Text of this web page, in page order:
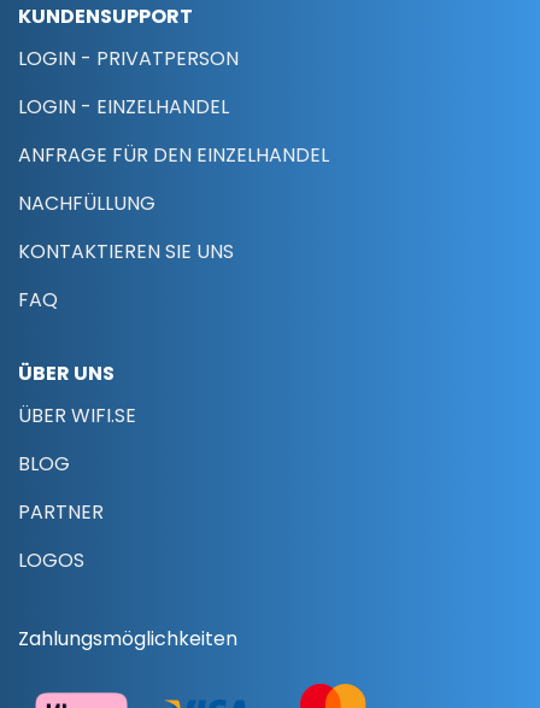
KUNDENSUPPORT
LOGIN - PRIVATPERSON
LOGIN - EINZELHANDEL
ANFRAGE FÜR DEN EINZELHANDEL
NACHFÜLLUNG
KONTAKTIEREN SIE UNS
FAQ
ÜBER UNS
ÜBER WIFI.SE
BLOG
PARTNER
LOGOS
Zahlungsmöglichkeiten